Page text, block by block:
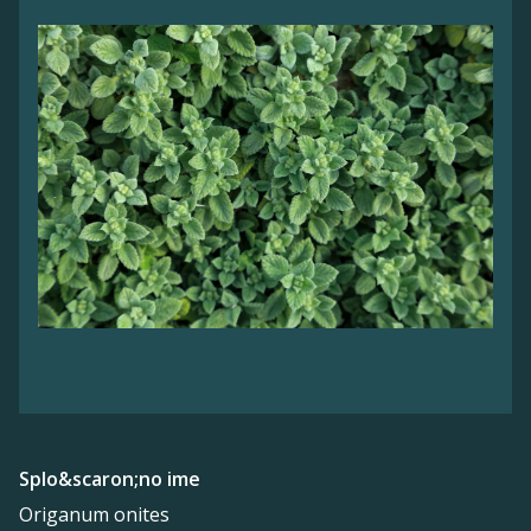
Splo&scaron;no ime
Origanum onites